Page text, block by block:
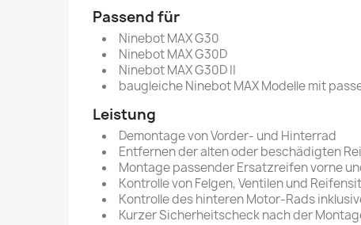
Passend für
Ninebot MAX G30
Ninebot MAX G30D
Ninebot MAX G30D II
baugleiche Ninebot MAX Modelle mit
Leistung
Demontage von Vorder- und Hinterrad
Entfernen der alten oder beschädigten
Montage passender Ersatzreifen vorne
Kontrolle von Felgen, Ventilen und
Kontrolle des hinteren Motor-Rads
Kurzer Sicherheitscheck nach der